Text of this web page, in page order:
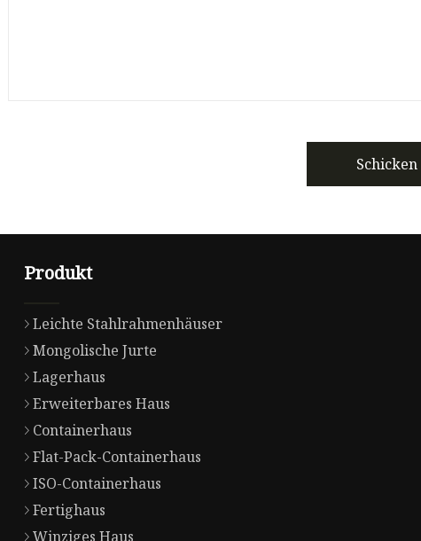
Schicken
Produkt
Leichte Stahlrahmenhäuser
Mongolische Jurte
Lagerhaus
Erweiterbares Haus
Containerhaus
Flat-Pack-Containerhaus
ISO-Containerhaus
Fertighaus
Winziges Haus